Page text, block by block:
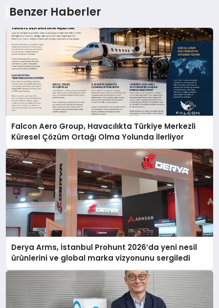
Benzer Haberler
Falcon Aero Group, Havacılıkta Türkiye Merkezli
Küresel Çözüm Ortağı Olma Yolunda İlerliyor
Derya Arms, İstanbul Prohunt 2026’da yeni nesil
ürünlerini ve global marka vizyonunu sergiledi